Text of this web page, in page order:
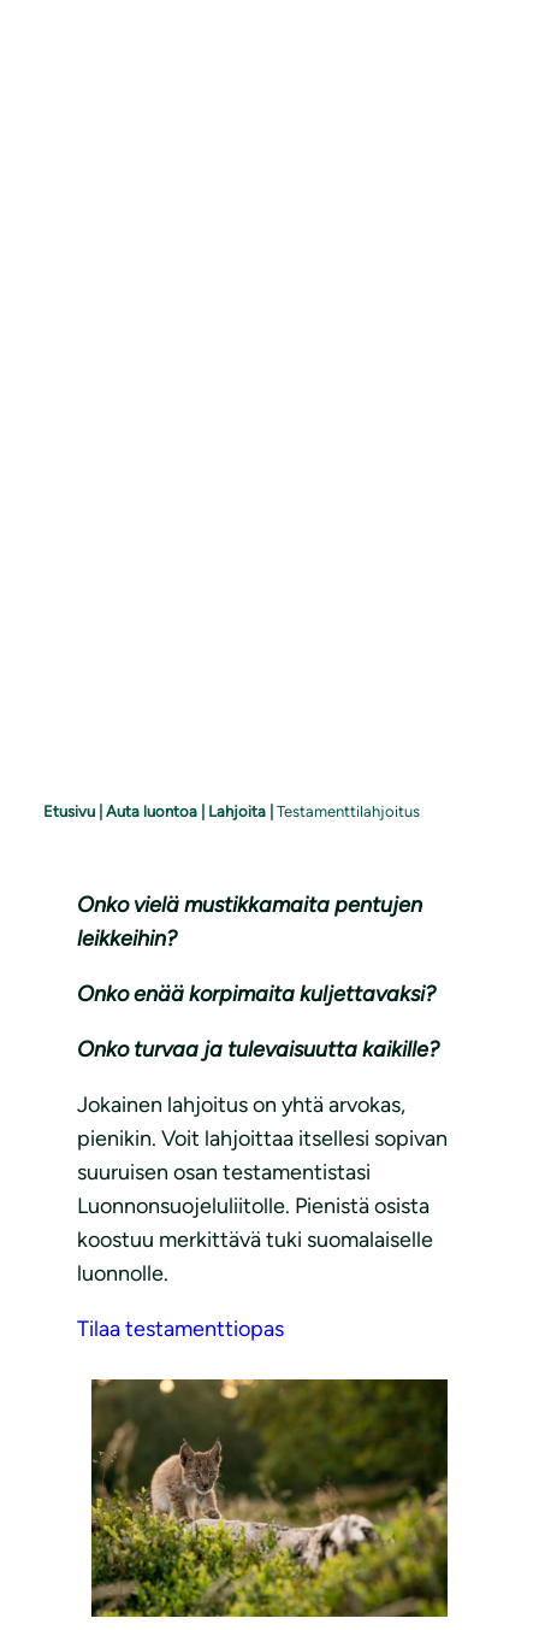
Etusivu Auta luontoa Lahjoita Testamenttilahjoitus
Onko vielä mustikkamaita pentujen
leikkeihin?
Onko enää korpimaita kuljettavaksi?
Onko turvaa ja tulevaisuutta kaikille?
Jokainen lahjoitus on yhtä arvokas,
pienikin. Voit lahjoittaa itsellesi sopivan
suuruisen osan testamentistasi
Luonnonsuojeluliitolle. Pienistä osista
koostuu merkittävä tuki suomalaiselle
luonnolle.
Tilaa testamenttiopas